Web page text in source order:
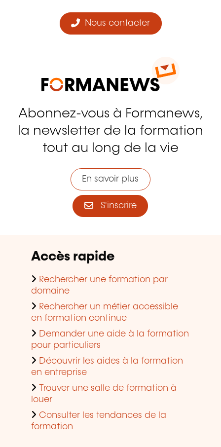
Nous contacter
Abonnez-vous à Formanews,
la newsletter de la formation
tout au long de la vie
En savoir plus
S'inscrire
Accès rapide
Rechercher une formation par
domaine
Rechercher un métier accessible
en formation continue
Demander une aide à la formation
pour particuliers
Découvrir les aides à la formation
en entreprise
Trouver une salle de formation à
louer
Consulter les tendances de la
formation